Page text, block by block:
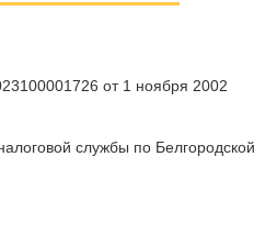
от 1 ноября 2002
службы по Белгородской